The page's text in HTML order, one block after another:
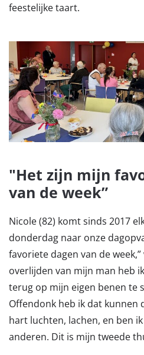
feestelijke taart.
"Het zijn mijn
van de week”
Nicole (82) komt sinds 2017
donderdag naar onze
favoriete dagen van de
overlijden van mijn man heb
terug op mijn eigen benen te
Offendonk heb ik dat kunnen
hart luchten, lachen, en ben
anderen. Dit is mijn tweede